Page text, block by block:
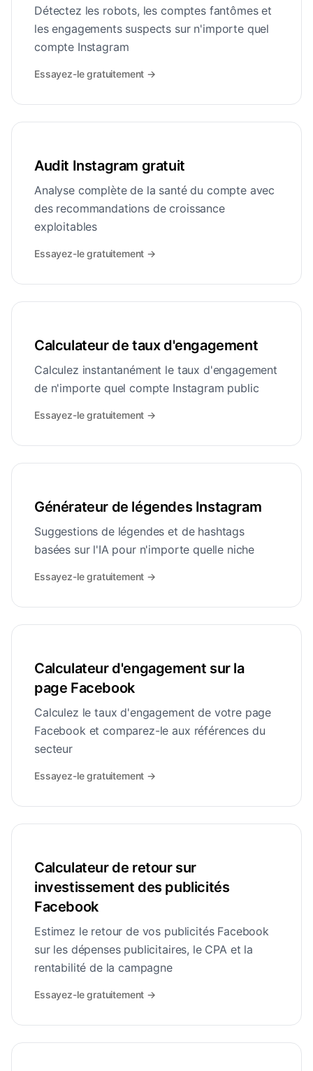
Détectez les robots, les comptes fantômes et
les engagements suspects sur n'importe quel
compte Instagram
Essayez-le gratuitement →
Audit Instagram gratuit
Analyse complète de la santé du compte avec
des recommandations de croissance
exploitables
Essayez-le gratuitement →
Calculateur de taux d'engagement
Calculez instantanément le taux d'engagement
de n'importe quel compte Instagram public
Essayez-le gratuitement →
Générateur de légendes Instagram
Suggestions de légendes et de hashtags
basées sur l'IA pour n'importe quelle niche
Essayez-le gratuitement →
Calculateur d'engagement sur la
page Facebook
Calculez le taux d'engagement de votre page
Facebook et comparez-le aux références du
secteur
Essayez-le gratuitement →
Calculateur de retour sur
investissement des publicités
Facebook
Estimez le retour de vos publicités Facebook
sur les dépenses publicitaires, le CPA et la
rentabilité de la campagne
Essayez-le gratuitement →